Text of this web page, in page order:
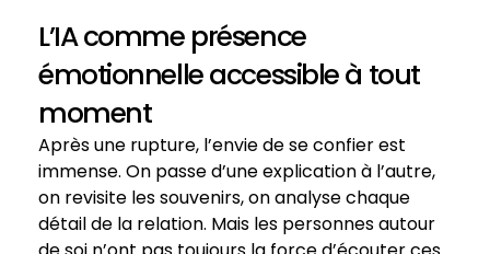
L’IA comme présence
émotionnelle accessible à tout
moment
Après une rupture, l’envie de se confier est
immense. On passe d’une explication à l’autre,
on revisite les souvenirs, on analyse chaque
détail de la relation. Mais les personnes autour